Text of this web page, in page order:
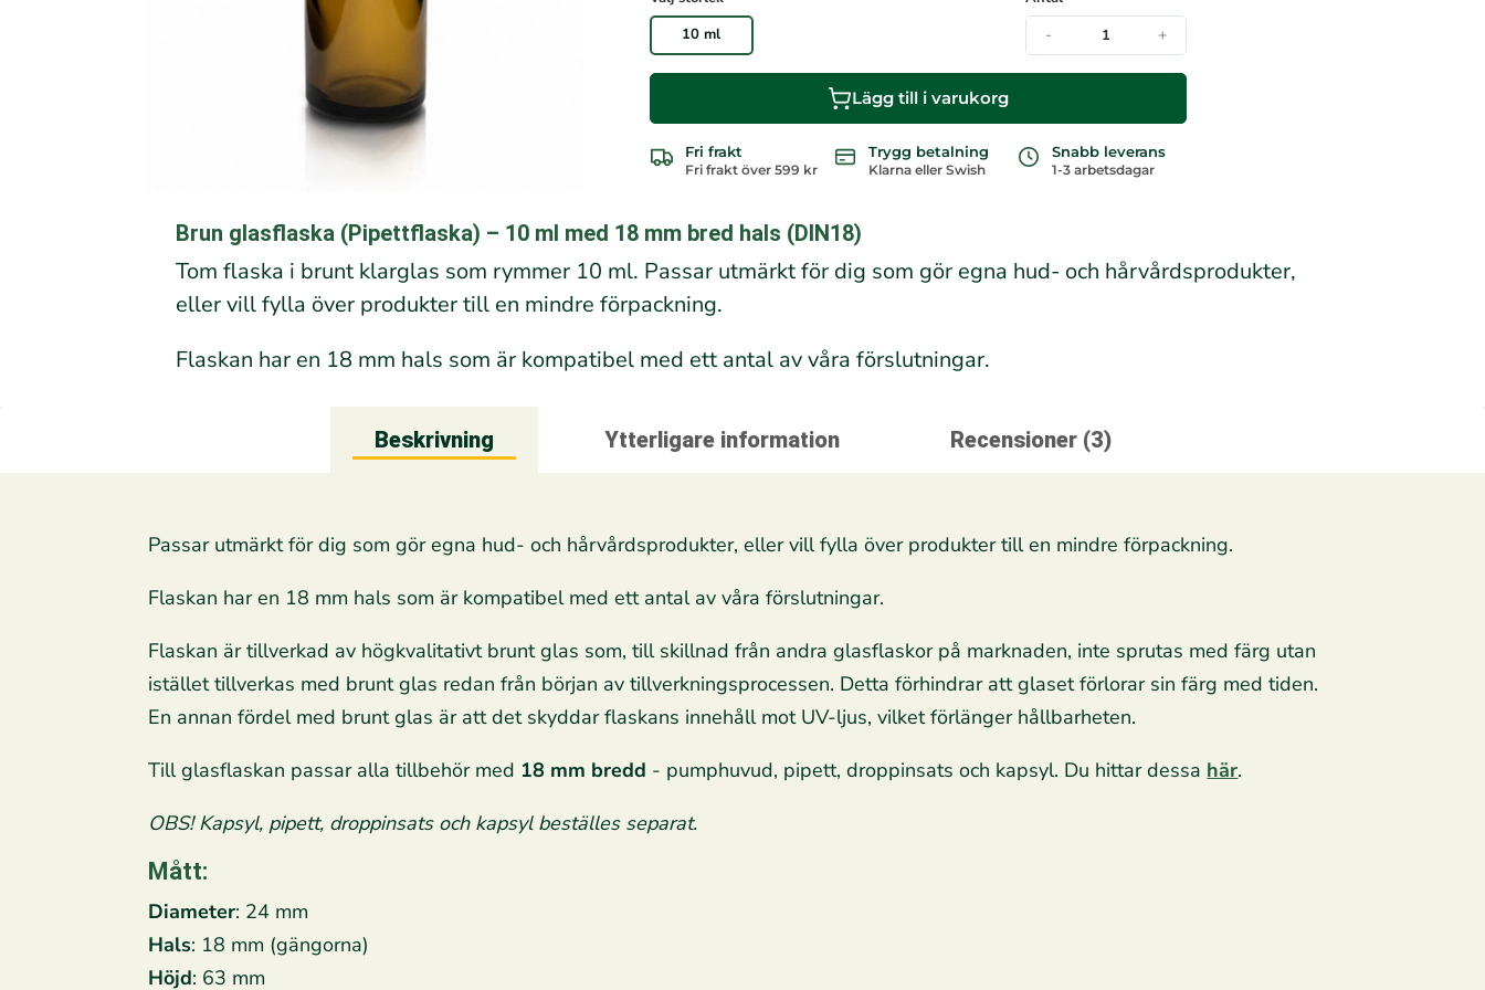
10 ml
- +
Lägg till i varukorg
Fri frakt
Fri frakt över 599 kr
Trygg betalning
Klarna eller Swish
Snabb leverans
1-3 arbetsdagar
Brun glasflaska (Pipettflaska) – 10 ml med 18 mm bred hals (DIN18)
Tom flaska i brunt klarglas som rymmer 10 ml. Passar utmärkt för dig som gör egna hud- och hårvårdsprodukter,
eller vill fylla över produkter till en mindre förpackning.
Flaskan har en 18 mm hals som är kompatibel med ett antal av våra förslutningar.
Beskrivning Ytterligare information Recensioner (3)
Passar utmärkt för dig som gör egna hud- och hårvårdsprodukter, eller vill fylla över produkter till en mindre förpackning.
Flaskan har en 18 mm hals som är kompatibel med ett antal av våra förslutningar.
Flaskan är tillverkad av högkvalitativt brunt glas som, till skillnad från andra glasflaskor på marknaden, inte sprutas med färg utan
istället tillverkas med brunt glas redan från början av tillverkningsprocessen. Detta förhindrar att glaset förlorar sin färg med tiden.
En annan fördel med brunt glas är att det skyddar flaskans innehåll mot UV-ljus, vilket förlänger hållbarheten.
Till glasflaskan passar alla tillbehör med 18 mm bredd - pumphuvud, pipett, droppinsats och kapsyl. Du hittar dessa här.
OBS! Kapsyl, pipett, droppinsats och kapsyl beställes separat.
Mått:
Diameter: 24 mm
Hals: 18 mm (gängorna)
Höjd: 63 mm